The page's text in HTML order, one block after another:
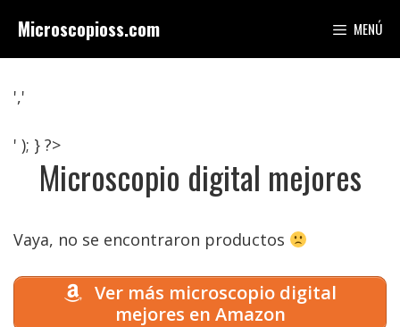
contenido
Microscopioss.com MENÚ
','
' ); } ?>
Microscopio digital mejores
Vaya, no se encontraron productos
Ver más microscopio digital
mejores en Amazon